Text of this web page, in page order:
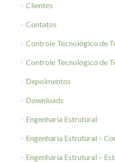
Clientes
Contatos
Controle Tecnológico de
Controle Tecnológico de
Depoimentos
Downloads
Engenharia Estrutural
Engenharia Estrutural –
Engenharia Estrutural –